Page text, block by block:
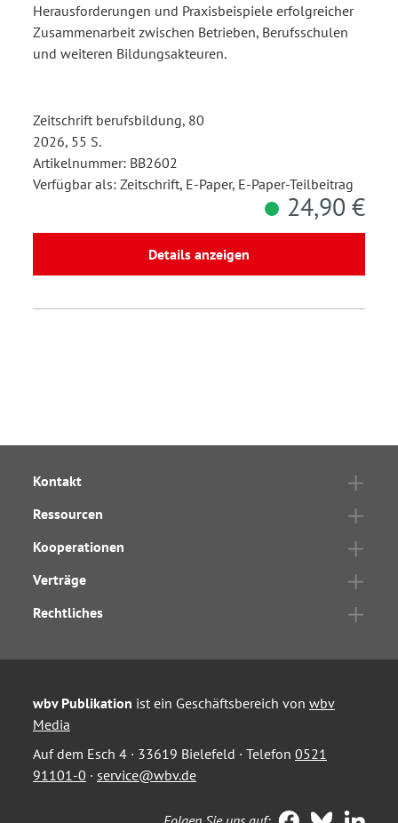
Herausforderungen und Praxisbeispiele erfolgreicher
Zusammenarbeit zwischen Betrieben, Berufsschulen
und weiteren Bildungsakteuren.
Zeitschrift berufsbildung, 80
2026, 55 S.
Artikelnummer: BB2602
Verfügbar als: Zeitschrift, E-Paper, E-Paper-Teilbeitrag
24,90 €
Details anzeigen
Kontakt
Ressourcen
Kooperationen
Verträge
Rechtliches
wbv Publikation ist ein Geschäftsbereich von wbv
Media
Auf dem Esch 4 · 33619 Bielefeld · Telefon 0521
91101-0 · service@wbv.de